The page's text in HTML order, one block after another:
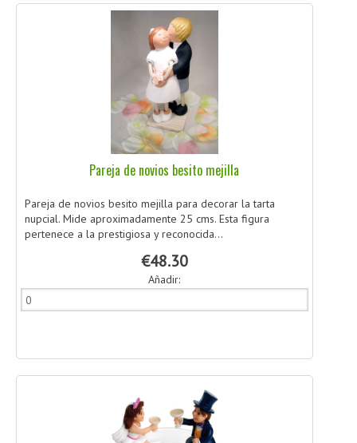
Pareja de novios besito mejilla
Pareja de novios besito mejilla para decorar la tarta
nupcial. Mide aproximadamente 25 cms. Esta figura
pertenece a la prestigiosa y reconocida...
€48.30
Añadir: